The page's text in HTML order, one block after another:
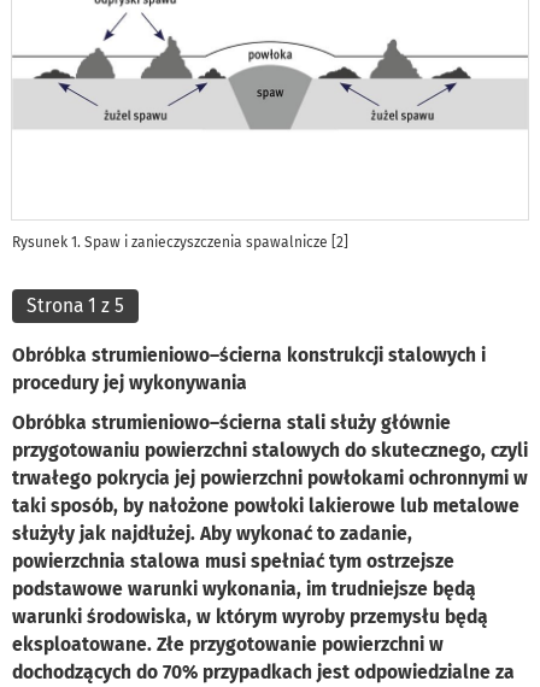
Rysunek 1. Spaw i zanieczyszczenia spawalnicze [2]
Strona 1 z 5
Obróbka strumieniowo–ścierna konstrukcji stalowych i
procedury jej wykonywania
Obróbka strumieniowo–ścierna stali służy głównie
przygotowaniu powierzchni stalowych do skutecznego, czyli
trwałego pokrycia jej powierzchni powłokami ochronnymi w
taki sposób, by nałożone powłoki lakierowe lub metalowe
służyły jak najdłużej. Aby wykonać to zadanie,
powierzchnia stalowa musi spełniać tym ostrzejsze
podstawowe warunki wykonania, im trudniejsze będą
warunki środowiska, w którym wyroby przemysłu będą
eksploatowane. Złe przygotowanie powierzchni w
dochodzących do 70% przypadkach jest odpowiedzialne za